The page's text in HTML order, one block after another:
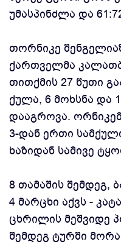
უმასპინძლა და
თორნიკე
ქართველმა
თითქმის 27 წუთი
ქულა, 6 მოხსნა და
დააგროვა.
3-დან ერთი
ხაზიდან სამივე
8 თამაშის შემდეგ,
4 მარცხი აქვს -
ცხრილის მეშვიდე
შემდეგ ტურში